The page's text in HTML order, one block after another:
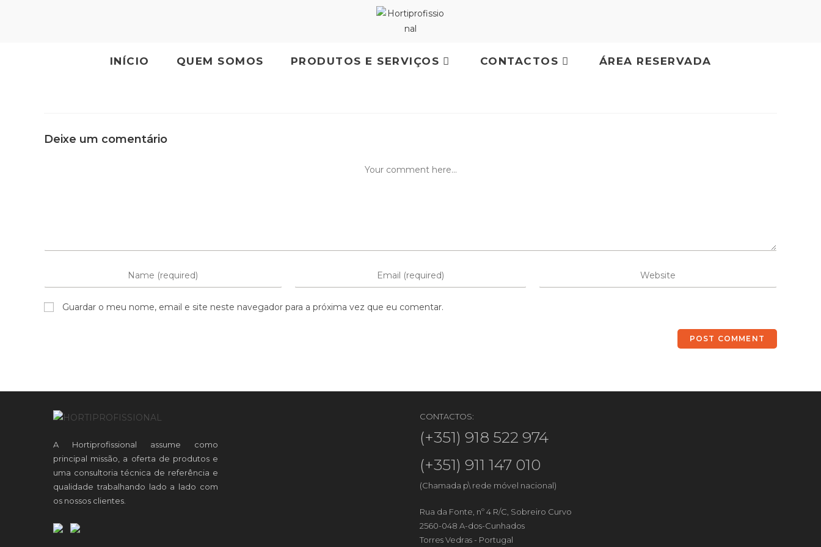
INÍCIO QUEM SOMOS PRODUTOS E SERVIÇOS CONTACTOS ÁREA RESERVADA
Deixe um comentário
Guardar o meu nome, email e site neste navegador para a próxima vez que eu comentar.
A Hortiprofissional assume como
principal missão, a oferta de produtos e
uma consultoria técnica de referência e
qualidade trabalhando lado a lado com
os nossos clientes.
CONTACTOS:
(+351) 918 522 974
(+351) 911 147 010
(Chamada p\ rede móvel nacional)
Rua da Fonte, nº 4 R/C, Sobreiro Curvo
2560-048 A-dos-Cunhados
Torres Vedras - Portugal